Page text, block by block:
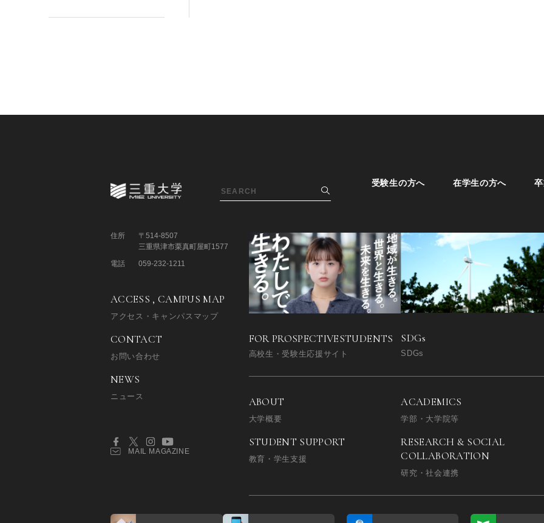
受験生の方へ 在学生の方へ
FOR PROSPECTIVESTUDENTS
高校生・受験生応援サイト
SDGs
SDGs
ABOUT
大学概要
ACADEMICS
学部・大学院等
STUDENT SUPPORT
教育・学生支援
RESEARCH & SOCIAL
COLLABORATION
研究・社会連携
住所
〒514-8507
三重県津市栗真町屋町1577
電話
059-232-1211
ACCESS , CAMPUS MAP
アクセス・キャンパスマップ
CONTACT
お問い合わせ
NEWS
ニュース
MAIL MAGAZINE